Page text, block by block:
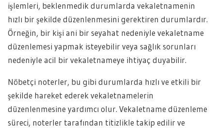
işlemleri, beklenmedik durumlarda vekaletnamenin
hızlı bir şekilde düzenlenmesini gerektiren durumlardır.
Örneğin, bir kişi ani bir seyahat nedeniyle vekaletname
düzenlemesi yapmak isteyebilir veya sağlık sorunları
nedeniyle acil bir vekaletnameye ihtiyaç duyabilir.
Nöbetçi noterler, bu gibi durumlarda hızlı ve etkili bir
şekilde hareket ederek vekaletnamelerin
düzenlenmesine yardımcı olur. Vekaletname düzenleme
süreci, noterler tarafından titizlikle takip edilir ve